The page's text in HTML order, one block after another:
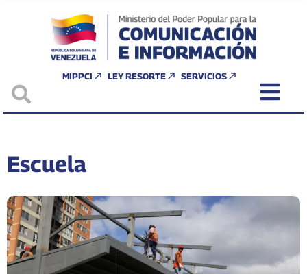
MIPPCI LEY RESORTE SERVICIOS
Escuela